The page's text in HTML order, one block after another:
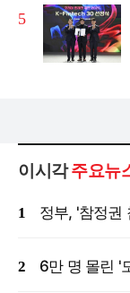
이시각주요뉴